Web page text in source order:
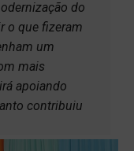
do
o que fizeram
um
mais
apoiando
contribuiu